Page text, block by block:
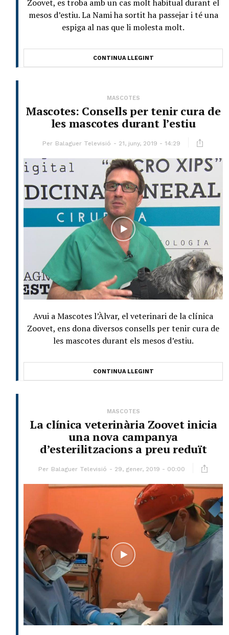
Zoovet, es troba amb un cas molt habitual durant el
mesos d’estiu. La Nami ha sortit ha passejar i té una
espiga al nas que li molesta molt.
CONTINUA LLEGINT
MASCOTES
Mascotes: Consells per tenir cura de
les mascotes durant l’estiu
Per Balaguer Televisió 21, juny, 2019 - 14:29
Avui a Mascotes l’Àlvar, el veterinari de la clínica
Zoovet, ens dona diversos consells per tenir cura de
les mascotes durant els mesos d’estiu.
CONTINUA LLEGINT
MASCOTES
La clínica veterinària Zoovet inicia
una nova campanya
d’esterilitzacions a preu reduït
Per Balaguer Televisió 29, gener, 2019 - 00:00